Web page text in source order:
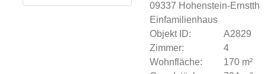
09337 Hohenstein-
Einfamilienhaus
Objekt ID:
A2829
Zimmer:
4
Wohnfläche:
170 m²